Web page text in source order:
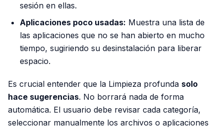
sesión en ellas.
Aplicaciones poco usadas: Muestra una lista de
las aplicaciones que no se han abierto en mucho
tiempo, sugiriendo su desinstalación para liberar
espacio.
Es crucial entender que la Limpieza profunda solo
hace sugerencias. No borrará nada de forma
automática. El usuario debe revisar cada categoría,
seleccionar manualmente los archivos o aplicaciones